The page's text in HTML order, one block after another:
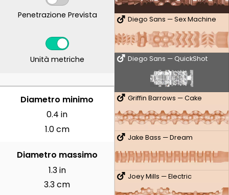
Diego Sans — Sex Machine
Diego Sans — QuickShot
Griffin Barrows — Cake
Jake Bass — Dream
Joey Mills — Electric
Penetrazione Prevista
Unità metriche
Diametro minimo
0.4 in
1.0 cm
Diametro massimo
1.3 in
3.3 cm